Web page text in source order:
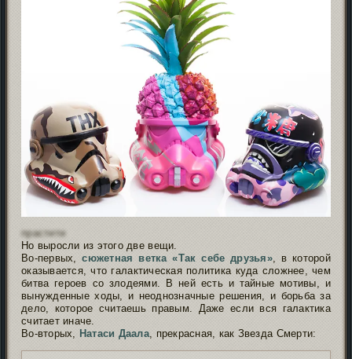
прастити
Но выросли из этого две вещи.
Во-первых,сюжетная ветка «Так себе друзья», в которой
оказывается, что галактическая политика куда сложнее, чем
битва героев со злодеями. В ней есть и тайные мотивы, и
вынужденные ходы, и неоднозначные решения, и борьба за
дело, которое считаешь правым. Даже если вся галактика
считает иначе.
Во-вторых, Натаси Даала , прекрасная, как Звезда Смерти: